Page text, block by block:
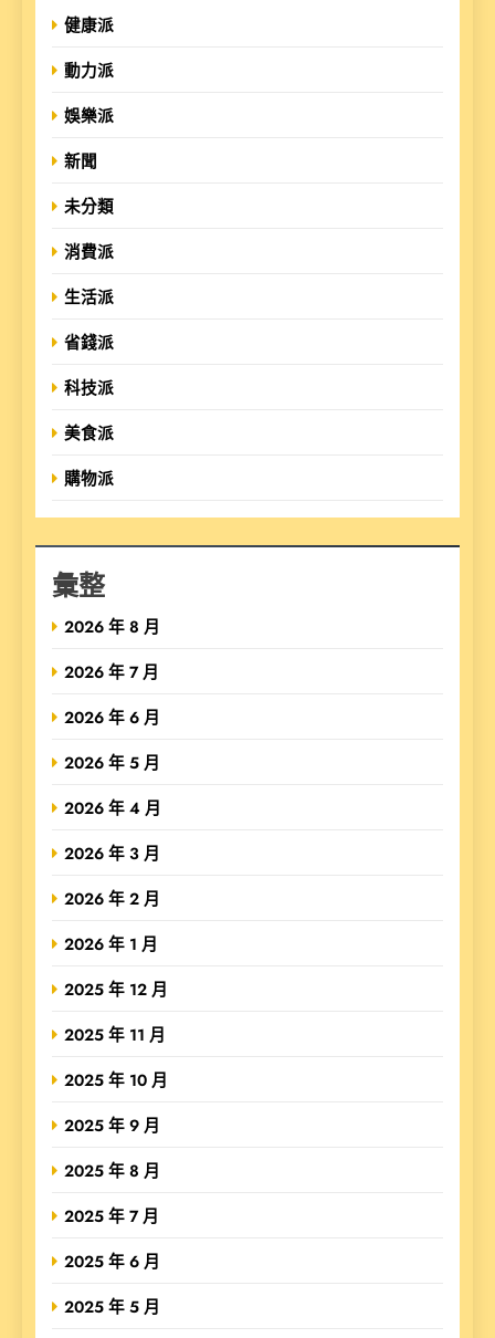
健康派
動力派
娛樂派
新聞
未分類
消費派
生活派
省錢派
科技派
美食派
購物派
彙整
2026 年 8 月
2026 年 7 月
2026 年 6 月
2026 年 5 月
2026 年 4 月
2026 年 3 月
2026 年 2 月
2026 年 1 月
2025 年 12 月
2025 年 11 月
2025 年 10 月
2025 年 9 月
2025 年 8 月
2025 年 7 月
2025 年 6 月
2025 年 5 月